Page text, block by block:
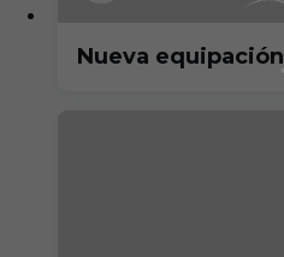
Nueva equipación